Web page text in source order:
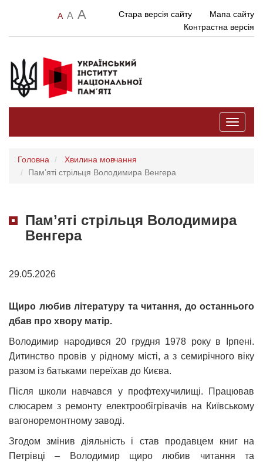
A A A Стара версія сайту
Мапа сайту
Контрастна версія
Toggle
Головна
Хвилина мовчання
Памʼяті стрільця Володимира Венгера
Памʼяті стрільця Володимира
Венгера
29.05.2026
Щиро любив літературу та читання, до останнього
дбав про хвору матір.
Володимир народився 20 грудня 1978 року в Ірпені.
Дитинство провів у рідному місті, а з семирічного віку
разом із батьками переїхав до Києва.
Після школи навчався у профтехучилищі. Працював
слюсарем з ремонту електрообігрівачів на Київському
вагоноремонтному заводі.
Згодом змінив діяльність і став продавцем книг на
Петрівці – Володимир щиро любив читання та